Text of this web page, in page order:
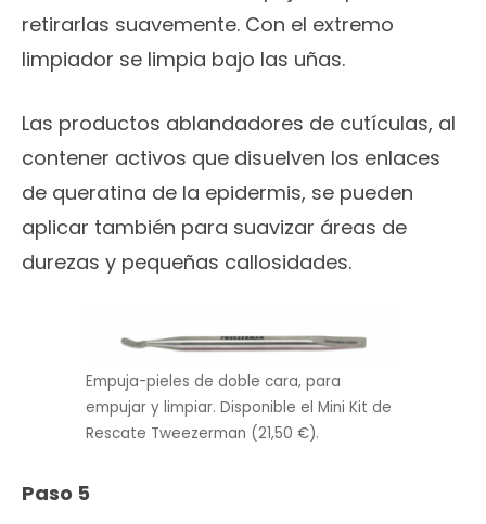
retirarlas suavemente. Con el extremo
limpiador se limpia bajo las uñas.
Las productos ablandadores de cutículas, al
contener activos que disuelven los enlaces
de queratina de la epidermis, se pueden
aplicar también para suavizar áreas de
durezas y pequeñas callosidades.
Empuja-pieles de doble cara, para
empujar y limpiar. Disponible el Mini Kit de
Rescate Tweezerman (21,50 €).
Paso 5